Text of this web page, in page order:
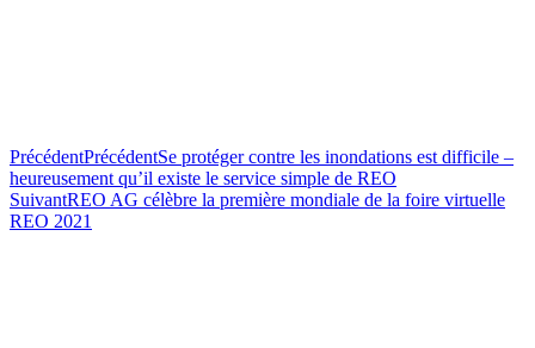
PrécédentPrécédentSe protéger contre les inondations est difficile –
heureusement qu’il existe le service simple de REO
SuivantREO AG célèbre la première mondiale de la foire virtuelle
REO 2021